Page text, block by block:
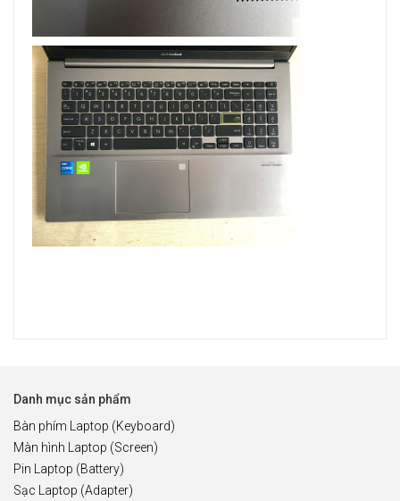
Danh mục sản phẩm
Bàn phím Laptop (Keyboard)
Màn hình Laptop (Screen)
Pin Laptop (Battery)
Sạc Laptop (Adapter)